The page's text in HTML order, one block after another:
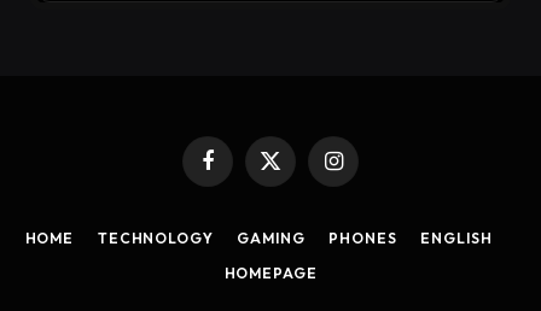
Facebook
X
(Twitter)
Instagram
HOME TECHNOLOGY GAMING PHONES
ENGLISH
HOMEPAGE